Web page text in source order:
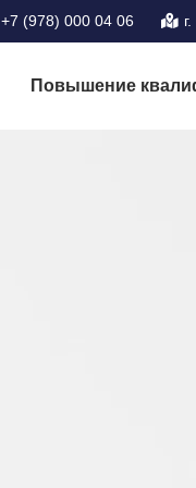
+7 (978) 000 04 06
Повышение